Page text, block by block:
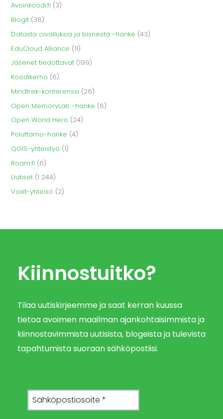
Avoinkoodi.fi (3)
Blogit (38)
Datasta oivalluksia ja bisnestä -hanke (43)
EduCloud Alliance (11)
Jäsenet tiedottavat (199)
Koodikerho (6)
Mindtrek-konferenssi (26)
Open MemoryLab -hanke (6)
Open World Hero (24)
Poluttamo-hanke (4)
QGIS-yhteistyö (1)
Roam.fi (6)
Uutiset (1 244)
Voxit-yhteisö (2)
Kiinnostuitko?
Tilaa uutiskirjeemme ja saat kerran kuussa
tietoa avoimen maailman ajankohtaisimmista ja
kiinnostavimmista uutisista, blogeista ja tulevista
tapahtumista suoraan sähköpostiisi.